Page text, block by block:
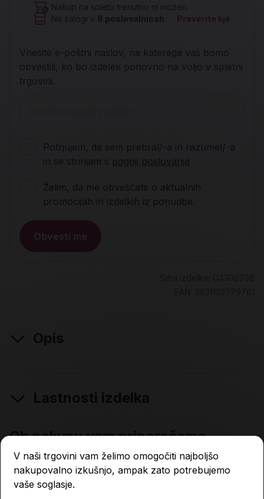
Nakup na spletu trenutno ni možen.
Na zalogi v 8 poslovalnicah Preverite kje
Vnesite e-poštni naslov, na katerega vas bomo
obvestili, ko bo izdelek ponovno na voljo v spletni
trgovini.
Potrjujem, da sem prebral/-a in razumel/-a
in se strinjam s pogoji poslovanja
Želim, da me obveščate o aktualnih
promocijah in izdelkih iz ponudbe.
Obvesti me
Opis
Lastnosti izdelka
Ob nakupu vam priporočamo
V naši trgovini vam želimo omogočiti najboljšo
nakupovalno izkušnjo, ampak zato potrebujemo
vaše soglasje.